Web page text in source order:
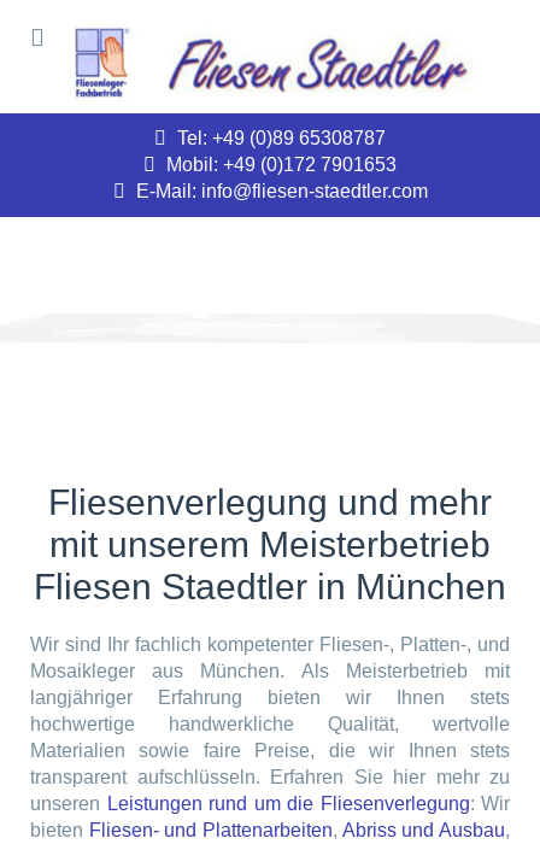
Tel: +49 (0)89 65308787
Mobil: +49 (0)172 7901653
E-Mail: info@fliesen-staedtler.com
Fliesenverlegung und mehr
mit unserem Meisterbetrieb
Fliesen Staedtler in München
Wir sind Ihr fachlich kompetenter Fliesen-, Platten-, und
Mosaikleger aus München. Als Meisterbetrieb mit
langjähriger Erfahrung bieten wir Ihnen stets
hochwertige handwerkliche Qualität, wertvolle
Materialien sowie faire Preise, die wir Ihnen stets
transparent aufschlüsseln. Erfahren Sie hier mehr zu
unseren Leistungen rund um die Fliesenverlegung: Wir
bieten Fliesen- und Plattenarbeiten, Abriss und Ausbau,